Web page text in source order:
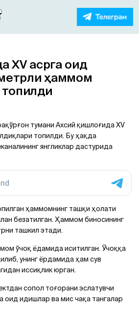
XV асрга оид
ҳаммом
тумани Aхсий қишлоғида XV
топилди. Бу ҳақда
янгликлар дастурида
ҳаммомнинг ташқи ҳолати
безатилган. Ҳаммом биносининг
ташкил этади.
ўчоқ ёдамида иситилган. Ўчоққа
унинг ёрдамида ҳам сув
иссиқлик юрган.
сопол тоғорани эслатувчи
оид идишлар ва мис чақа тангалар